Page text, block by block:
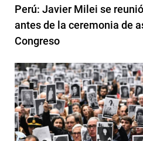
Perú: Javier Milei se
antes de la ceremonia de
Congreso